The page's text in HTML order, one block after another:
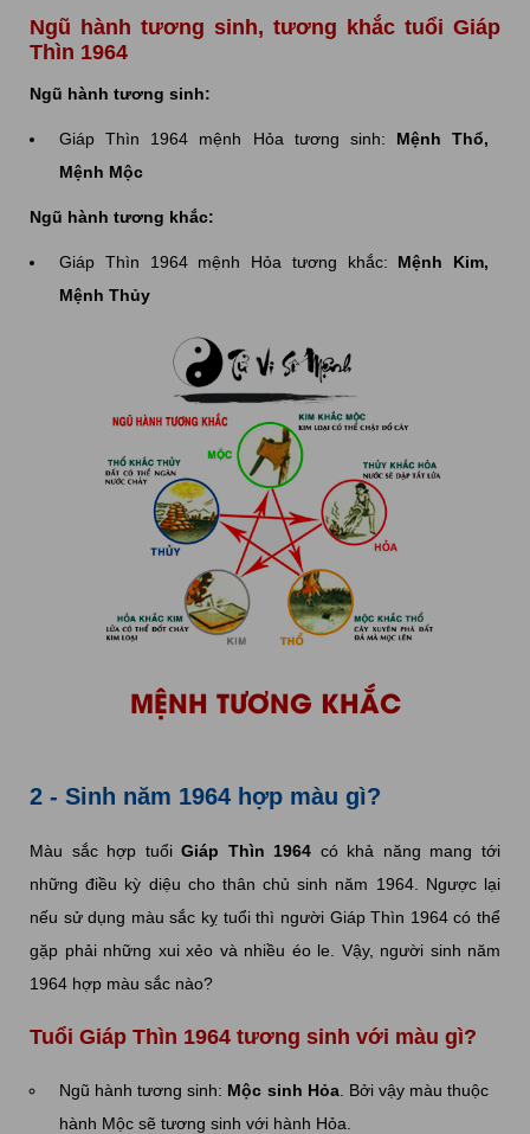
Ngũ hành tương sinh, tương khắc tuổi Giáp
Thìn 1964
Ngũ hành tương sinh:
Giáp Thìn 1964 mệnh Hỏa tương sinh: Mệnh Thổ,
Mệnh Mộc
Ngũ hành tương khắc:
Giáp Thìn 1964 mệnh Hỏa tương khắc: Mệnh Kim,
Mệnh Thủy
MỆNH TƯƠNG KHẮC
2 - Sinh năm 1964 hợp màu gì?
Màu sắc hợp tuổiGiáp Thìn 1964 có khả năng mang tới
những điều kỳ diệu cho thân chủ sinh năm 1964. Ngược lại
nếu sử dụng màu sắc kỵ tuổi thì người Giáp Thìn 1964 có thể
gặp phải những xui xẻo và nhiều éo le. Vậy, người sinh năm
1964 hợp màu sắc nào?
Tuổi Giáp Thìn 1964 tương sinh với màu gì?
Ngũ hành tương sinh: Mộc sinh Hỏa. Bởi vậy màu thuộc
hành Mộc sẽ tương sinh với hành Hỏa.